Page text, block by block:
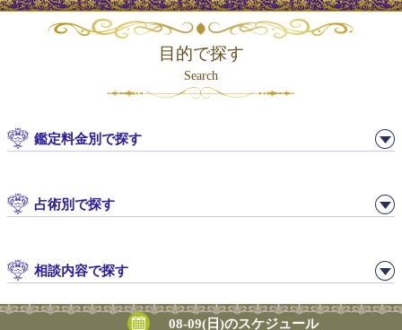
目的で探す
Search
鑑定料金別で探す
占術別で探す
相談内容で探す
08-09(日)のスケジュール